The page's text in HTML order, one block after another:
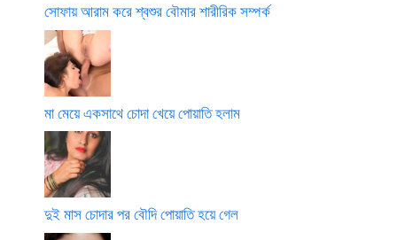
সোফায় আরাম করে শ্বশুর বৌমার শারীরিক সম্পর্ক
মা মেয়ে একসাথে চোদা খেয়ে পোয়াতি হলাম
দুই মাস চোদার পর বৌদি পোয়াতি হয়ে গেল